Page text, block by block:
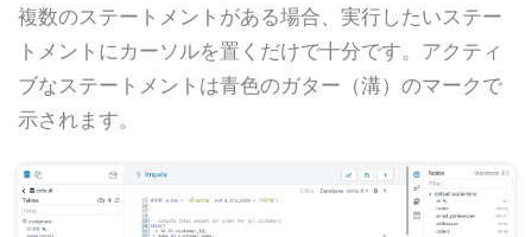
複数のステートメントがある場合、実行したいステー
トメントにカーソルを置くだけで十分です。アクティ
ブなステートメントは青色のガター（溝）のマークで
示されます。